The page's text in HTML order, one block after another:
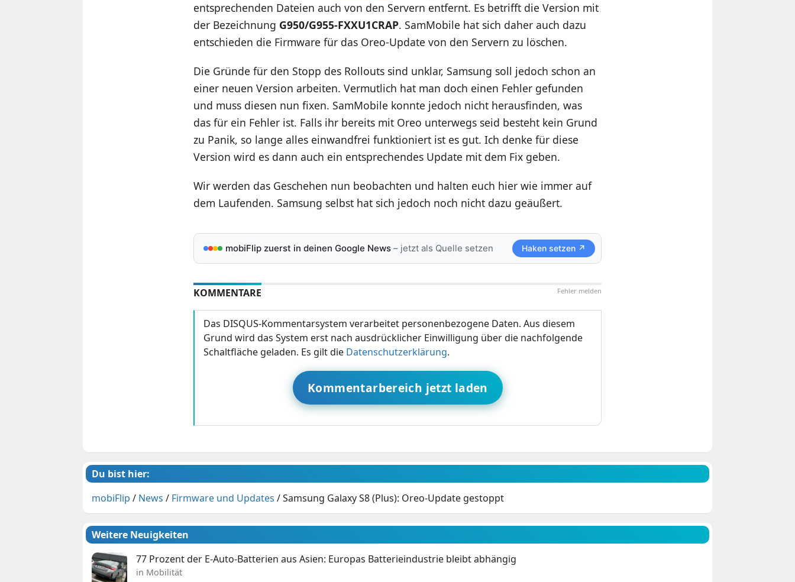
entsprechenden Dateien auch von den Servern entfernt. Es betrifft die Version mit
der Bezeichnung G950/G955-FXXU1CRAP. SamMobile hat sich daher auch dazu
entschieden die Firmware für das Oreo-Update von den Servern zu löschen.
Die Gründe für den Stopp des Rollouts sind unklar, Samsung soll jedoch schon an
einer neuen Version arbeiten. Vermutlich hat man doch einen Fehler gefunden
und muss diesen nun fixen. SamMobile konnte jedoch nicht herausfinden, was
das für ein Fehler ist. Falls ihr bereits mit Oreo unterwegs seid besteht kein Grund
zu Panik, so lange alles einwandfrei funktioniert ist es gut. Ich denke für diese
Version wird es dann auch ein entsprechendes Update mit dem Fix geben.
Wir werden das Geschehen nun beobachten und halten euch hier wie immer auf
dem Laufenden. Samsung selbst hat sich jedoch noch nicht dazu geäußert.
mobiFlip zuerst in deinen Google News– jetzt als Quelle setzen Haken setzen ↗
Fehler melden
KOMMENTARE
Das DISQUS-Kommentarsystem verarbeitet personenbezogene Daten. Aus diesem
Grund wird das System erst nach ausdrücklicher Einwilligung über die nachfolgende
Schaltfläche geladen. Es gilt die Datenschutzerklärung.
Kommentarbereich jetzt laden
Du bist hier:
mobiFlip / News / Firmware und Updates /Samsung Galaxy S8 (Plus): Oreo-Update gestoppt
Weitere Neuigkeiten
77 Prozent der E-Auto-Batterien aus Asien: Europas Batterieindustrie bleibt abhängig
in Mobilität